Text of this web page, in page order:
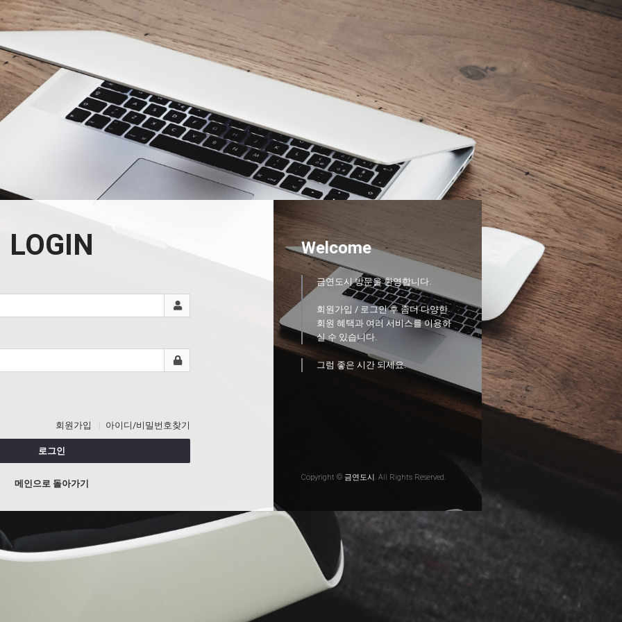
LOGIN
회원가입 아이디/비밀번호찾기
로그인
메인으로 돌아가기
Welcome
금연도시 방문을 환영합니다.
회원가입 / 로그인 후 좀더 다양한
회원 혜택과 여러 서비스를 이용하
실 수 있습니다.
그럼 좋은 시간 되세요.
Copyright © 금연도시. All Rights Reserved.